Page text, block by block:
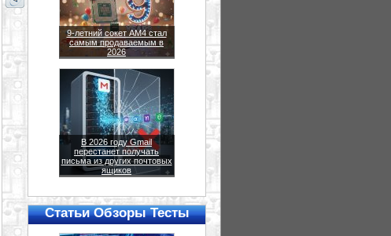
9-летний сокет AM4 стал
самым продаваемым в
2026
В 2026 году Gmail
перестанет получать
письма из других почтовых
ящиков
Статьи Обзоры Тесты